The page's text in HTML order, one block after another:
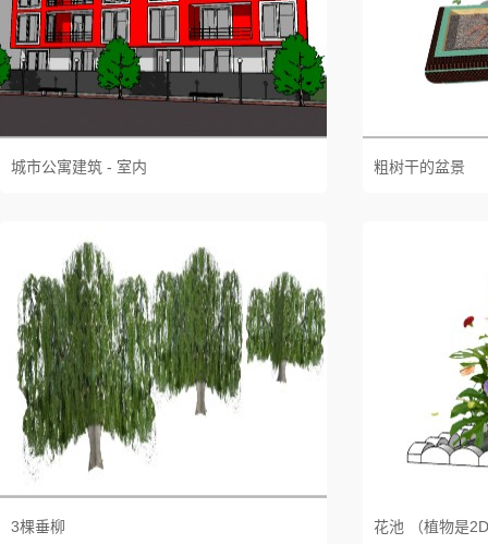
城市公寓建筑 - 室内 粗树干的盆景
3棵垂柳 花池 （植物是